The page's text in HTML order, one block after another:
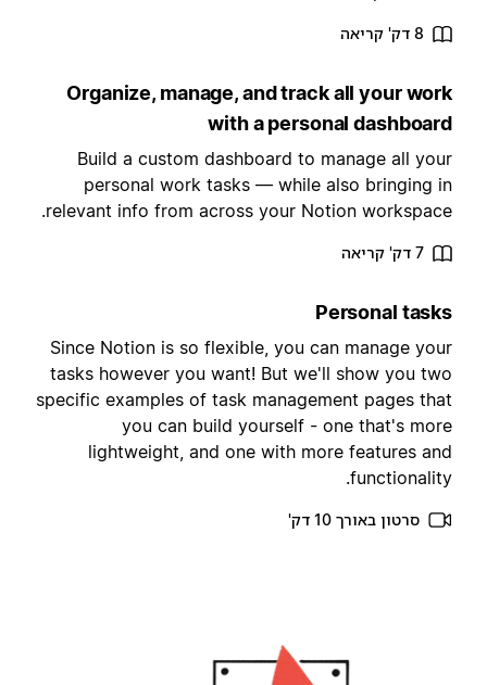
8 דק' קריאה
Organize, manage, and track all your
with a personal
Build a custom dashboard to manage all
personal work tasks — while also bringing
relevant info from across your Notion
Personal
Since Notion is so flexible, you can manage
tasks however you want! But we'll show you
specific examples of task management pages
you can build yourself - one that's
lightweight, and one with more features
סרטון באורך 10 דק'